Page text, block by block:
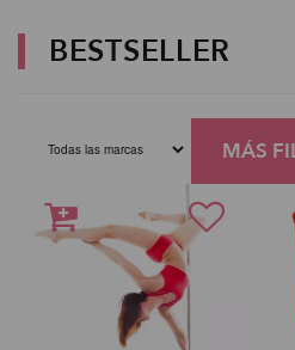
BESTSELLER
MÁS